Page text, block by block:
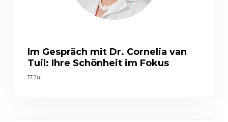
Im Gespräch mit Dr. Cornelia van
Tuil: Ihre Schönheit im Fokus
17 Jul